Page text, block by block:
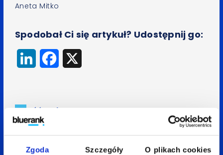
Zgoda Szczegóły O plikach cookies
Aneta Mitko
Spodobał Ci się artykuł? Udostępnij go:
LinkedInFacebook
Wróć do bloga